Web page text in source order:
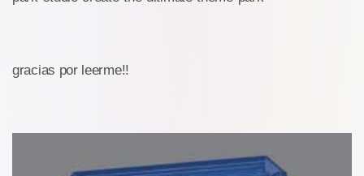
gracias por leerme!!